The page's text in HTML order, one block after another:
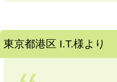
東京都港区 I.T.様より